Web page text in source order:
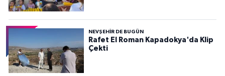
NEVŞEHIR DE BUGÜN
Rafet El Roman Kapadokya'da Klip
Çekti